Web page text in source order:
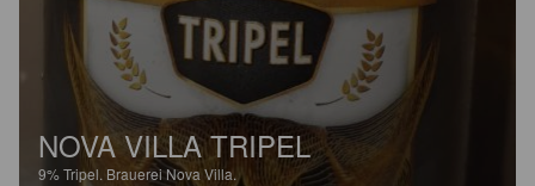
NOVA VILLA TRIPEL
9%Tripel. Brauerei Nova Villa.